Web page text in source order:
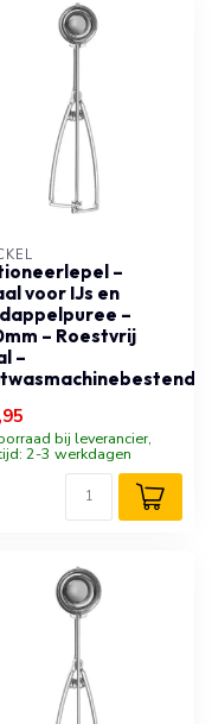
–
voor IJs en
–
– Roestvrij
–
bij leverancier,
2-3 werkdagen